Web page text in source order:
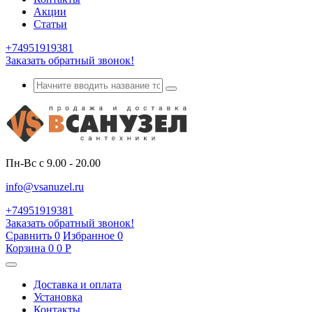
Акции
Статьи
+74951919381
Заказать обратный звонок!
Пн-Вс с 9.00 - 20.00
info@vsanuzel.ru
+74951919381
Заказать обратный звонок!
Сравнить 0 Избранное 0
Корзина 0 0 Р
Доставка и оплата
Установка
Контакты